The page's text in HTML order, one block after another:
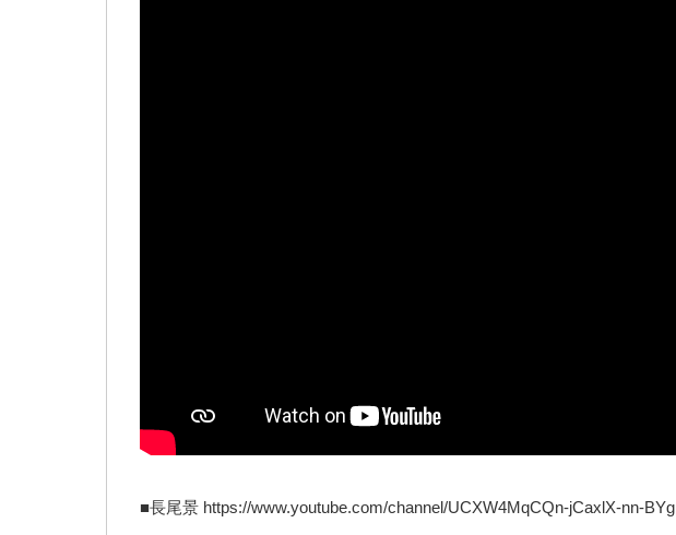
■長尾景 https://www.youtube.com/channel/UCXW4MqCQn-jCaxlX-nn-BYg